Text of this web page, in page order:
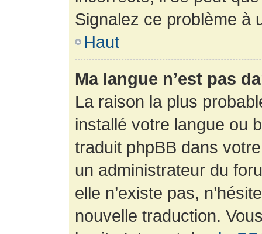
Signalez ce problème à
Haut
Ma langue n’est pas
La raison la plus
installé votre langue ou
traduit phpBB dans
un administrateur du
elle n’existe pas,
nouvelle traduction.